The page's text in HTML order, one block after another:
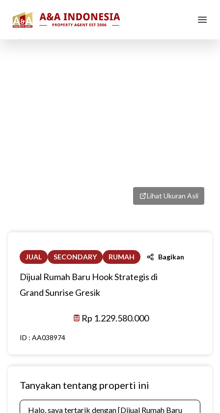
Lihat Ukuran Asli
JUAL SECONDARY RUMAH Bagikan
Dijual Rumah Baru Hook Strategis di
Grand Sunrise Gresik
Rp 1.229.580.000
ID : AA038974
Tanyakan tentang properti ini